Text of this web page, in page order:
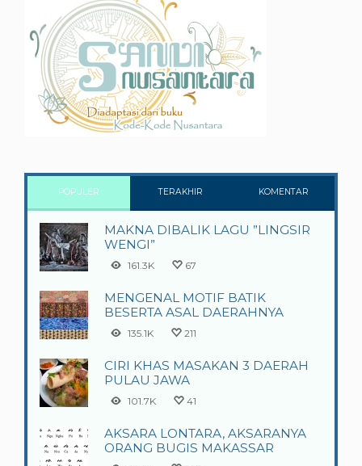
POPULER TERAKHIR KOMENTAR
MAKNA DIBALIK LAGU ”LINGSIR
WENGI”
161.3K 67
MENGENAL MOTIF BATIK
BESERTA ASAL DAERAHNYA
135.1K 211
CIRI KHAS MASAKAN 3 DAERAH
PULAU JAWA
101.7K 41
AKSARA LONTARA, AKSARANYA
ORANG BUGIS MAKASSAR